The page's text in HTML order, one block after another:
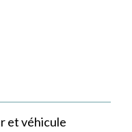
et véhicule